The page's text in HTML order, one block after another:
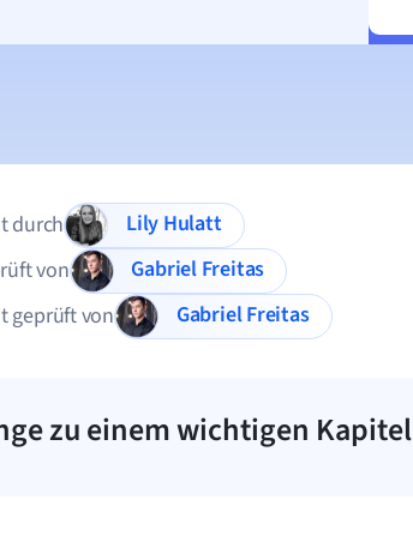
durch
Lily Hulatt
von
Gabriel Freitas
geprüft von
Gabriel Freitas
zu einem wichtigen Kapitel